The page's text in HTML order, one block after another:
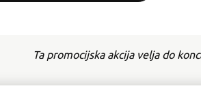
Ta promocijska akcija velja do